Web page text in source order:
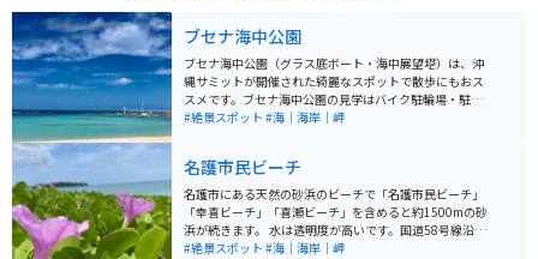
ブセナ海中公園
ブセナ海中公園（グラス底ボート・海中展望塔）は、沖
縄サミットが開催された綺麗なスポットで散歩にもおス
スメです。ブセナ海中公園の見学はバイク駐輪場・駐車
場が無料です。監視員に「ブセナ海中公園に遊びに来ま
へは徒歩またはシャトルバスを利用します。展望塔の窓
（24面）からは360度パノラマの海中を見ることができ
ます。
#絶景スポット #海｜海岸｜岬
名護市民ビーチ
名護市にある天然の砂浜のビーチで「名護市民ビーチ」
「幸喜ビーチ」「喜瀬ビーチ」を含めると約1500mの砂
浜が続きます。 水は透明度が高いです。国道58号線沿い
を走っていると見えてきます。駐車場は無料ですが、遊
#絶景スポット #海｜海岸｜岬